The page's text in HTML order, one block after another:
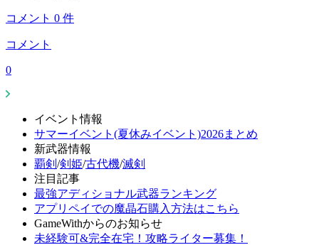
コメント 0 件
コメント
0
イベント情報
サマーイベント(夏休みイベント)2026まとめ
新武器情報
覇剣 /剣姫/古代機/滅剣
注目記事
最強アディショナル武器ランキング
アプリペイでの魔晶石購入方法はこちら
GameWithからのお知らせ
未経験可&完全在宅！攻略ライター募集！